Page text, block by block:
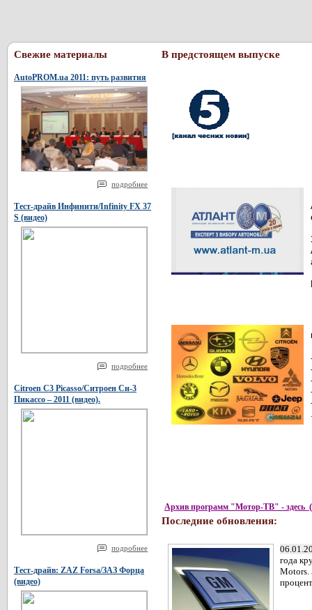
Свежие материалы
AutoPROM.ua 2011: путь развития
подробнее
Тест-драйв Инфинити/Infinity FX 37
S (видео)
подробнее
Citroen C3 Picasso/Ситроен Си-3
Пикассо – 2011 (видео).
подробнее
Тест-драйв: ZAZ Forsa/ЗАЗ Форца
(видео)
В предстоящем выпуске
Архив программ "Мотор-ТВ" - здесь
Последние обновления:
года
Motors.